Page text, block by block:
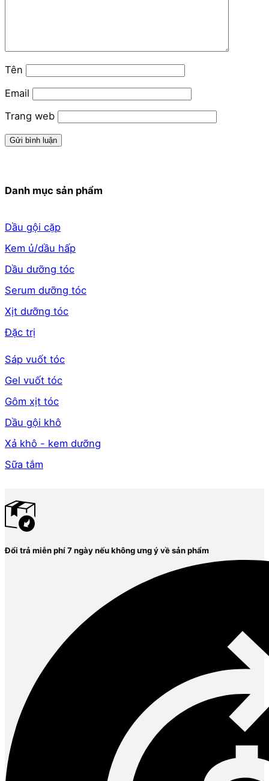
Tên
Email
Trang web
Danh mục sản phẩm
Dầu gội cặp
Kem ủ/dầu hấp
Dầu dưỡng tóc
Serum dưỡng tóc
Xịt dưỡng tóc
Đặc trị
Sáp vuốt tóc
Gel vuốt tóc
Gôm xịt tóc
Dầu gội khô
Xả khô - kem dưỡng
Sữa tắm
Đổi trả miễn phí 7 ngày nếu không ưng ý về sản phẩm